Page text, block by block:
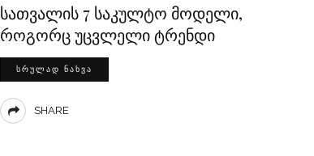
სათვალის 7 საკულტო მოდელი,
როგორც უცვლელი ტრენდი
ᲡᲠᲣᲚᲐᲓ ᲜᲐᲮᲕᲐ
SHARE